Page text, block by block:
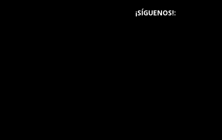
¡SÍGUENOS!: